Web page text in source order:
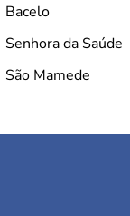
Bacelo
Senhora da Saúde
São Mamede